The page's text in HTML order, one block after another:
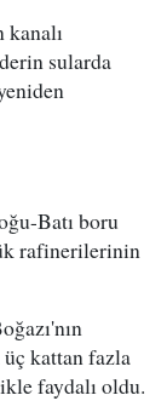
kanalı
sularda
Batı boru
rafinerilerinin
kattan fazla
faydalı oldu.